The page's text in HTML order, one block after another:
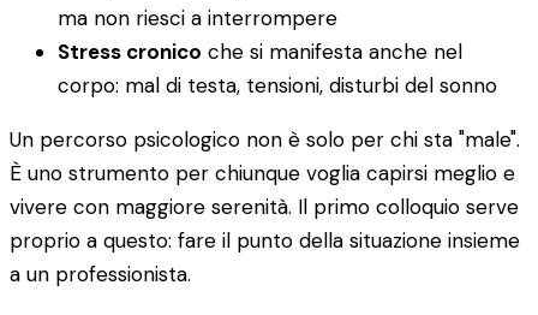
ma non riesci a interrompere
Stress cronico che si manifesta anche nel
corpo: mal di testa, tensioni, disturbi del sonno
Un percorso psicologico non è solo per chi sta "male".
È uno strumento per chiunque voglia capirsi meglio e
vivere con maggiore serenità. Il primo colloquio serve
proprio a questo: fare il punto della situazione insieme
a un professionista.